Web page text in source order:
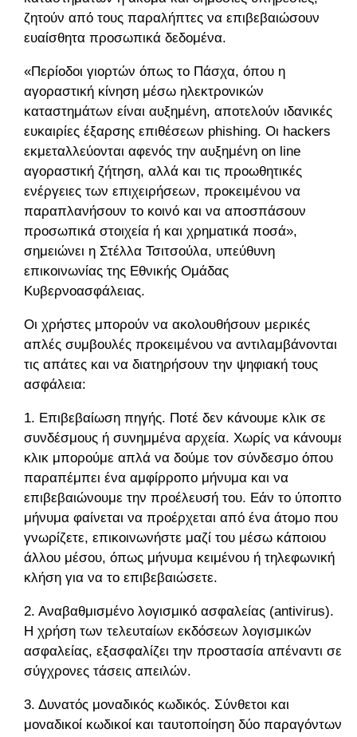
ζητούν από τους παραλήπτες να επιβεβαιώσουν
ευαίσθητα προσωπικά δεδομένα.
«Περίοδοι γιορτών όπως το Πάσχα, όπου η
αγοραστική κίνηση μέσω ηλεκτρονικών
καταστημάτων είναι αυξημένη, αποτελούν ιδανικές
ευκαιρίες έξαρσης επιθέσεων phishing. Οι hackers
εκμεταλλεύονται αφενός την αυξημένη on line
αγοραστική ζήτηση, αλλά και τις προωθητικές
ενέργειες των επιχειρήσεων, προκειμένου να
παραπλανήσουν το κοινό και να αποσπάσουν
προσωπικά στοιχεία ή και χρηματικά ποσά»,
σημειώνει η Στέλλα Τσιτσούλα, υπεύθυνη
επικοινωνίας της Εθνικής Ομάδας
Κυβερνοασφάλειας.
Οι χρήστες μπορούν να ακολουθήσουν μερικές
απλές συμβουλές προκειμένου να αντιλαμβάνονται
τις απάτες και να διατηρήσουν την ψηφιακή τους
ασφάλεια:
1. Επιβεβαίωση πηγής. Ποτέ δεν κάνουμε κλικ σε
συνδέσμους ή συνημμένα αρχεία. Χωρίς να κάνουμε
κλικ μπορούμε απλά να δούμε τον σύνδεσμο όπου
παραπέμπει ένα αμφίρροπο μήνυμα και να
επιβεβαιώνουμε την προέλευσή του. Εάν το ύποπτο
μήνυμα φαίνεται να προέρχεται από ένα άτομο που
γνωρίζετε, επικοινωνήστε μαζί του μέσω κάποιου
άλλου μέσου, όπως μήνυμα κειμένου ή τηλεφωνική
κλήση για να το επιβεβαιώσετε.
2. Αναβαθμισμένο λογισμικό ασφαλείας (antivirus).
Η χρήση των τελευταίων εκδόσεων λογισμικών
ασφαλείας, εξασφαλίζει την προστασία απέναντι σε
σύγχρονες τάσεις απειλών.
3. Δυνατός μοναδικός κωδικός. Σύνθετοι και
μοναδικοί κωδικοί και ταυτοποίηση δύο παραγόντων